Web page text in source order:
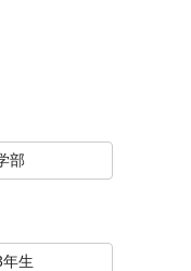
部
生